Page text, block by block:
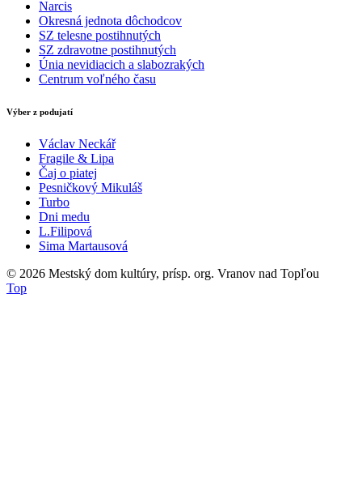
Narcis
Okresná jednota dôchodcov
SZ telesne postihnutých
SZ zdravotne postihnutých
Únia nevidiacich a slabozrakých
Centrum voľného času
Výber z podujatí
Václav Neckář
Fragile & Lipa
Čaj o piatej
Pesničkový Mikuláš
Turbo
Dni medu
L.Filipová
Sima Martausová
© 2026 Mestský dom kultúry, prísp. org. Vranov nad Topľou
Top